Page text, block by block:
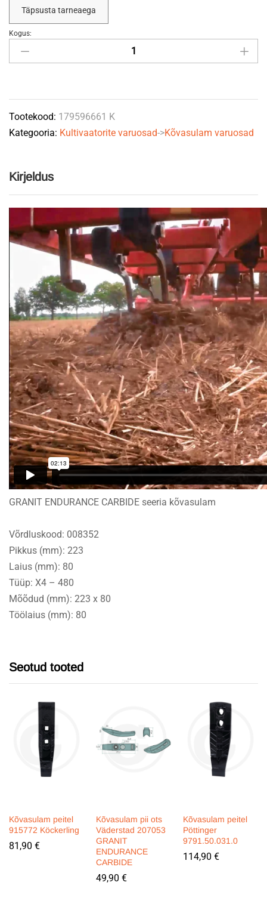
Täpsusta tarneaega
Kõvasulam
peitel
GRANIT
quantity
Kogus:
Tootekood: 179596661 K
Kategooria: Kultivaatorite varuosad->Kõvasulam varuosad
Kirjeldus
GRANIT ENDURANCE CARBIDE seeria kõvasulam
Võrdluskood: 008352
Pikkus (mm): 223
Laius (mm): 80
Tüüp: X4 – 480
Mõõdud (mm): 223 x 80
Töölaius (mm): 80
Seotud tooted
Kõvasulam peitel
915772 Köckerling
81,90 €
Kõvasulam pii ots
Väderstad 207053
GRANIT
ENDURANCE
CARBIDE
49,90 €
Kõvasulam peitel
Pöttinger
9791.50.031.0
114,90 €